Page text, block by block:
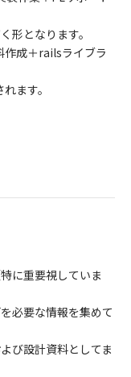
形となります。
作成＋railsライブラ
ます。
に重要視していま
必要な情報を集めて
び設計資料としてま